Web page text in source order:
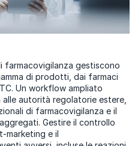
farmacovigilanza gestiscono
di prodotti, dai farmaci
Un workflow ampliato
autorità regolatorie estere,
di farmacovigilanza e il
Gestire il controllo
marketing e il